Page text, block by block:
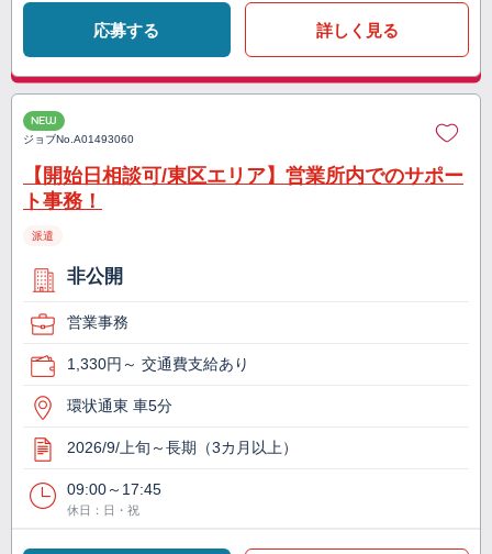
応募する 詳しく見る
NEW
ジョブNo.A01493060
【開始日相談可/東区エリア】営業所内でのサポー
ト事務！
派遣
非公開
営業事務
1,330円～ 交通費支給あり
環状通東 車5分
2026/9/上旬～長期（3カ月以上）
09:00～17:45
休日：日・祝